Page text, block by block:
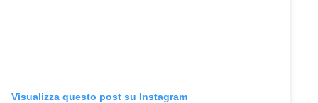
Visualizza questo post su Instagram